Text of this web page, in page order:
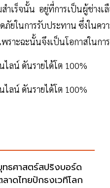
ำเร็จนั้น อยู่ที่การเป็นผู้ช่างเ
ในการรับประทาน ซึ่งในควา
าะฉะนั้นจึงเป็นโอกาสในกา
ธศาสตร์สปริงบอร์ด
าดไทยปักธงเวทีโลก